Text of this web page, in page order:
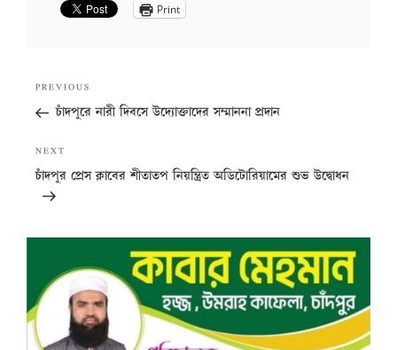
Print
navigation
Previous
Post
PREVIOUS
চাঁদপুরে নারী দিবসে উদ্যোক্তাদের সম্মাননা প্রদান
Next
Post
NEXT
চাঁদপুর প্রেস ক্লাবের শীতাতপ নিয়ন্ত্রিত অডিটোরিয়ামের শুভ উদ্বোধন